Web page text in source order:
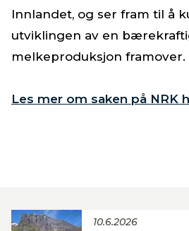
Innlandet, og ser fram til å
utviklingen av en
melkeproduksjon framover.
Les mer om saken på NRK
10.6.2026